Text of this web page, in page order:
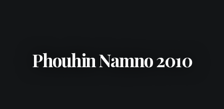
PHOTOGRAPHIE
Phouhin Namno 2010